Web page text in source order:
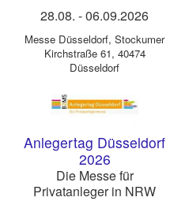
28.08. -06.09.2026
Messe Düsseldorf, Stockumer
Kirchstraße 61, 40474
Düsseldorf
Anlegertag Düsseldorf
2026
Die Messe für
Privatanleger in NRW